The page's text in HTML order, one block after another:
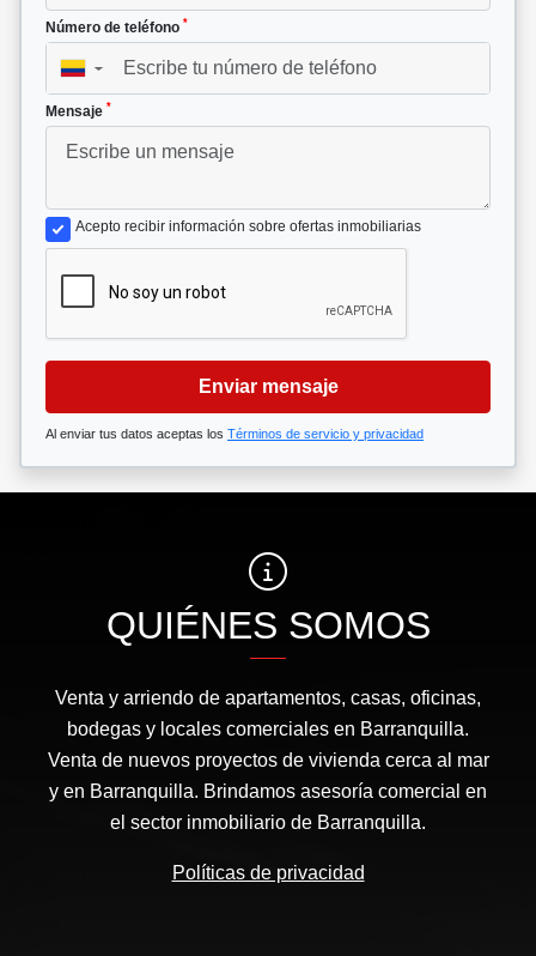
Número de teléfono *
▼
Mensaje *
Acepto recibir información sobre ofertas inmobiliarias
Enviar mensaje
Al enviar tus datos aceptas los Términos de servicio y privacidad
QUIÉNES SOMOS
Venta y arriendo de apartamentos, casas, oficinas,
bodegas y locales comerciales en Barranquilla.
Venta de nuevos proyectos de vivienda cerca al mar
y en Barranquilla. Brindamos asesoría comercial en
el sector inmobiliario de Barranquilla.
Políticas de privacidad